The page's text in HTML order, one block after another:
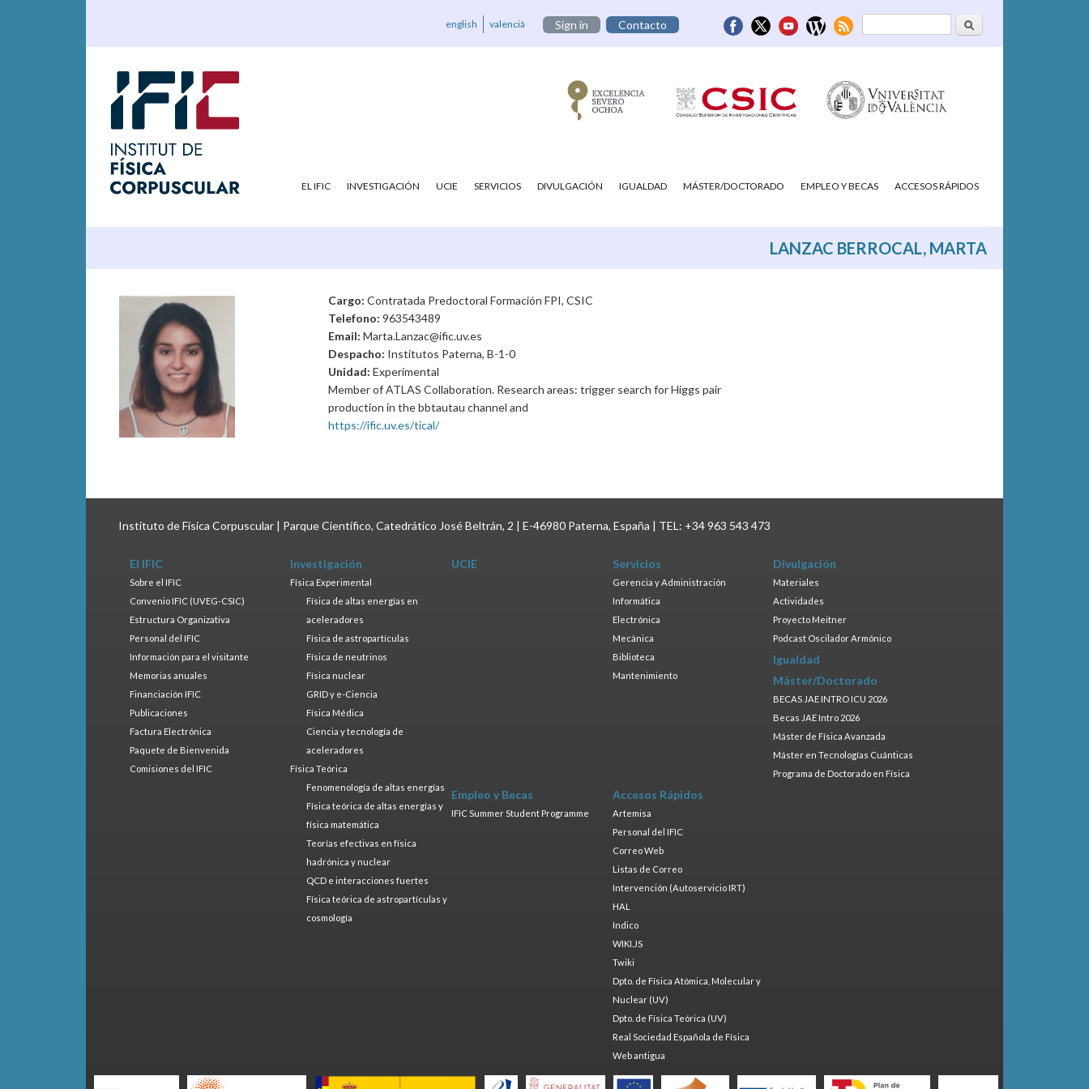
Formulario deBuscar
english valencià Sign in Contacto
EL IFIC INVESTIGACIÓN UCIE SERVICIOS DIVULGACIÓN IGUALDAD MÁSTER/DOCTORADO EMPLEO Y BECAS ACCESOS RÁPIDOS
LANZAC BERROCAL, MARTA
Cargo: Contratada Predoctoral Formación FPI, CSIC
Telefono: 963543489
Email: Marta.Lanzac@ific.uv.es
Despacho: Institutos Paterna, B-1-0
Unidad: Experimental
Member of ATLAS Collaboration. Research areas: trigger search for Higgs pair
production in the bbtautau channel and
https://ific.uv.es/tical/
Instituto de Física Corpuscular | Parque Científico, Catedrático José Beltrán, 2 | E-46980 Paterna, España | TEL: +34 963 543 473
El IFIC
Sobre el IFIC
Convenio IFIC (UVEG-CSIC)
Estructura Organizativa
Personal del IFIC
Información para el visitante
Memorias anuales
Financiación IFIC
Publicaciones
Factura Electrónica
Paquete de Bienvenida
Comisiones del IFIC
Investigación
Física Experimental
Física de altas energías en
aceleradores
Física de astropartículas
Física de neutrinos
Física nuclear
GRID y e-Ciencia
Física Médica
Ciencia y tecnología de
aceleradores
Física Teórica
Fenomenología de altas energías
Física teórica de altas energías y
física matemática
Teorías efectivas en física
hadrónica y nuclear
QCD e interacciones fuertes
Física teórica de astropartículas y
cosmología
UCIE Servicios
Gerencia y Administración
Informática
Electrónica
Mecánica
Biblioteca
Mantenimiento
Divulgación
Materiales
Actividades
Proyecto Meitner
Podcast Oscilador Armónico
Igualdad
Máster/Doctorado
BECAS JAE INTRO ICU 2026
Becas JAE Intro 2026
Máster de Física Avanzada
Máster en Tecnologías Cuánticas
Programa de Doctorado en Física
Empleo y Becas
IFIC Summer Student Programme
Accesos Rápidos
Artemisa
Personal del IFIC
Correo Web
Listas de Correo
Intervención (Autoservicio IRT)
HAL
Indico
WIKI.JS
Twiki
Dpto. de Física Atómica, Molecular y
Nuclear (UV)
Dpto. de Física Teórica (UV)
Real Sociedad Española de Física
Web antigua